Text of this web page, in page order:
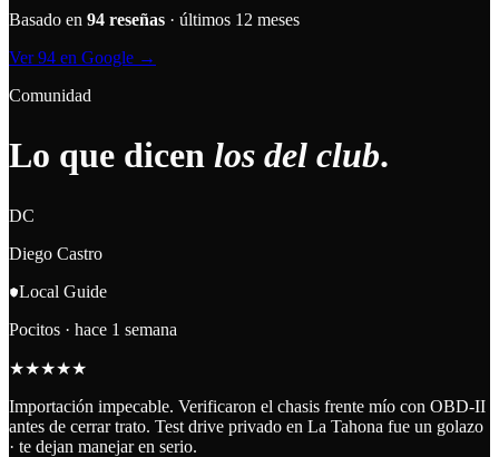
Basado en 94 reseñas · últimos 12 meses
Ver94 en Google →
Comunidad
Lo que dicen los del club.
DC
Diego Castro
Local Guide
Pocitos · hace 1 semana
★★★★★
Importación impecable. Verificaron el chasis frente mío con OBD-II
antes de cerrar trato. Test drive privado en La Tahona fue un golazo
· te dejan manejar en serio.